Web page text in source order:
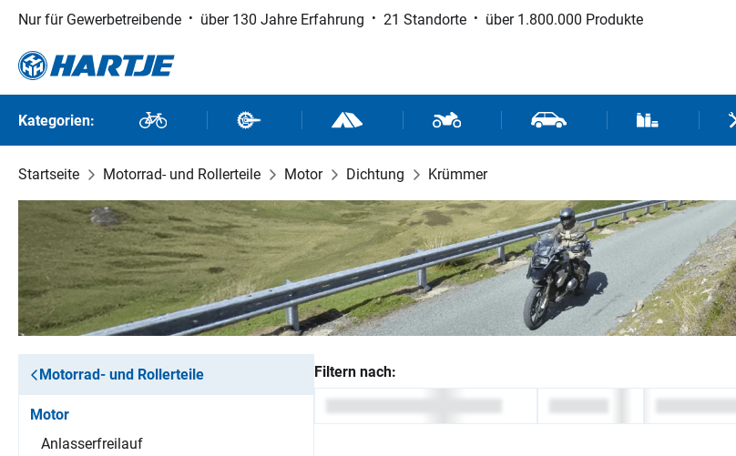
Hauptinhalt springen
Zur Suche springen
Zur Hauptnavigation springen
Nur für Gewerbetreibende über 130 Jahre Erfahrung 21 Standorte über 1.800.000 Produkte
Kategorien: Fahrräder Fahrradteile Outdoor und SportMotorrad- und RollerteileFahrzeugteile und Zubehör
Startseite Motorrad- und Rollerteile Motor Dichtung Krümmer
Motorrad- und Rollerteile
Motor
Anlasserfreilauf
Filtern nach: